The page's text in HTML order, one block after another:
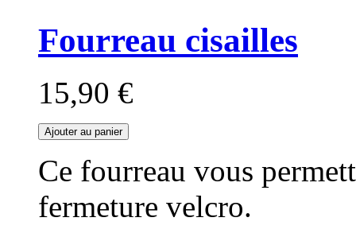
Fourreau cisailles
15,90 €
Ajouter au panier
Ce fourreau vous
fermeture velcro.